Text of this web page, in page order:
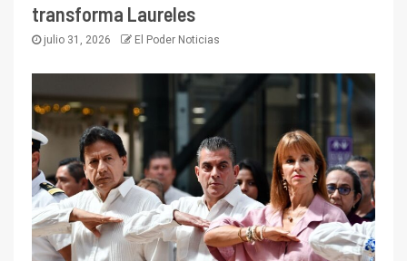
transforma Laureles
julio 31, 2026 El Poder Noticias